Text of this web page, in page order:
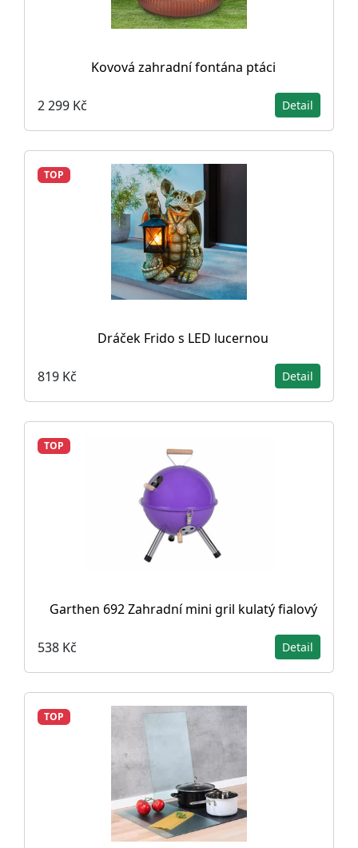
Kovová zahradní fontána ptáci
2 299 Kč Detail
TOP
Dráček Frido s LED lucernou
819 Kč Detail
TOP
Garthen 692 Zahradní mini gril kulatý fialový
538 Kč Detail
TOP